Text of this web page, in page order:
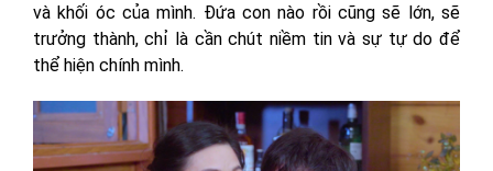
và khối óc của mình. Đứa con nào rồi cũng sẽ lớn, sẽ
trưởng thành, chỉ là cần chút niềm tin và sự tự do để
thể hiện chính mình.